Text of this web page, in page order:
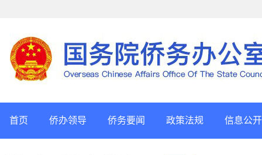
首页 侨办领导 侨务要闻 政策法规 信息公开